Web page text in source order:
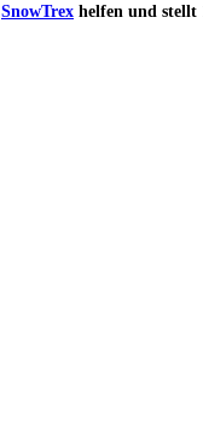
SnowTrex helfen und stellt